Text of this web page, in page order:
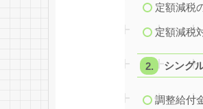
定額減税
定額減税
シング
調整給付